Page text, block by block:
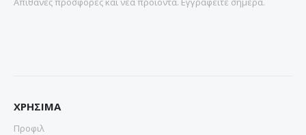
ΧΡΗΣΙΜΑ
Προφιλ